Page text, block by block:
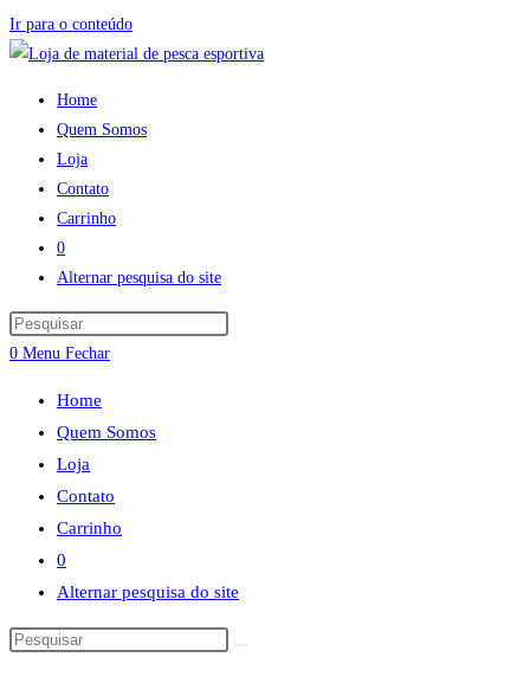
Ir para o conteúdo
Home
Quem Somos
Loja
Contato
Carrinho
0
Alternar pesquisa do site
0 Menu Fechar
Home
Quem Somos
Loja
Contato
Carrinho
0
Alternar pesquisa do site